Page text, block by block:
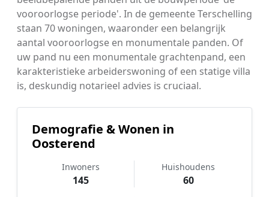
vooroorlogse periode'. In de gemeente Terschelling
staan 70 woningen, waaronder een belangrijk
aantal vooroorlogse en monumentale panden. Of
uw pand nu een monumentale grachtenpand, een
karakteristieke arbeiderswoning of een statige villa
is, deskundig notarieel advies is cruciaal.
Demografie & Wonen in
Oosterend
Inwoners
145
Huishoudens
60